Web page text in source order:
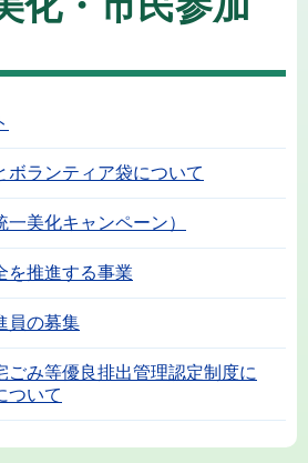
ボランティア袋について
美化キャンペーン）
を推進する事業
員の募集
ごみ等優良排出管理認定制度に
ついて